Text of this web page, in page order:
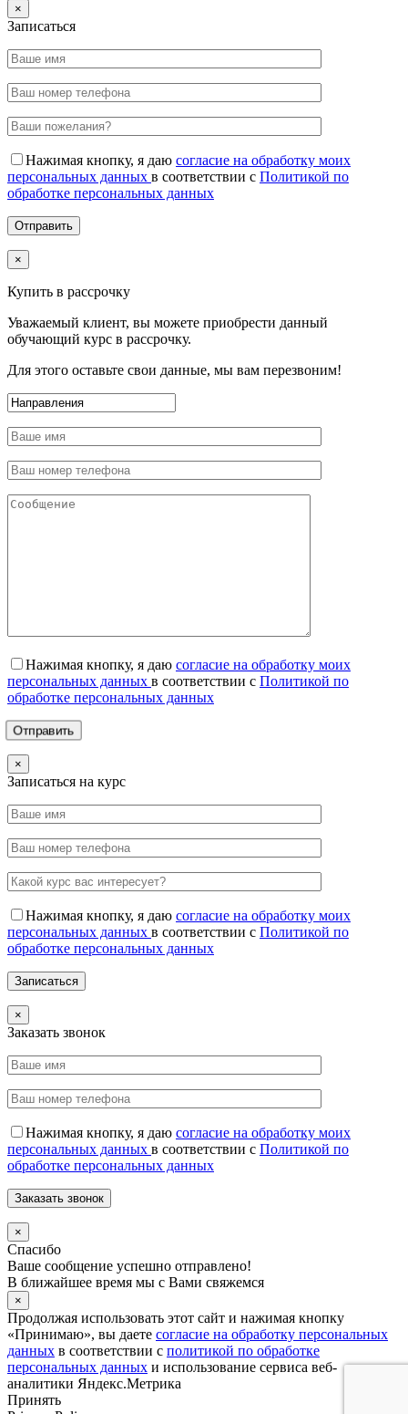
×
Записаться
Нажимая кнопку, я даю согласие на обработку моих
персональных данных в соответствии с Политикой по
обработке персональных данных
×
Купить в рассрочку
Уважаемый клиент, вы можете приобрести данный
обучающий курс в рассрочку.
Для этого оставьте свои данные, мы вам перезвоним!
Нажимая кнопку, я даю согласие на обработку моих
персональных данных в соответствии с Политикой по
обработке персональных данных
×
Записаться на курс
Нажимая кнопку, я даю согласие на обработку моих
персональных данных в соответствии с Политикой по
обработке персональных данных
×
Заказать звонок
Нажимая кнопку, я даю согласие на обработку моих
персональных данных в соответствии с Политикой по
обработке персональных данных
×
Спасибо
Ваше сообщение успешно отправлено!
В ближайшее время мы с Вами свяжемся
×
Продолжая использовать этот сайт и нажимая кнопку
«Принимаю», вы даете согласие на обработку персональных
данных в соответствии с политикой по обработке
персональных данных и использование сервиса веб-
аналитики Яндекс.Метрика
Принять